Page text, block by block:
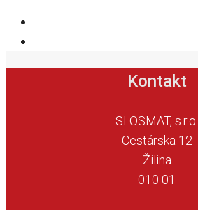
Kontakt
SLOSMAT, s.r.o.
Cestárska 12
Žilina
010 01